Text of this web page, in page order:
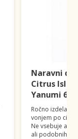
Naravni
Citrus
Yanumi
Ročno izdelan
vonjem po
Ne vsebuje
ali podobnih